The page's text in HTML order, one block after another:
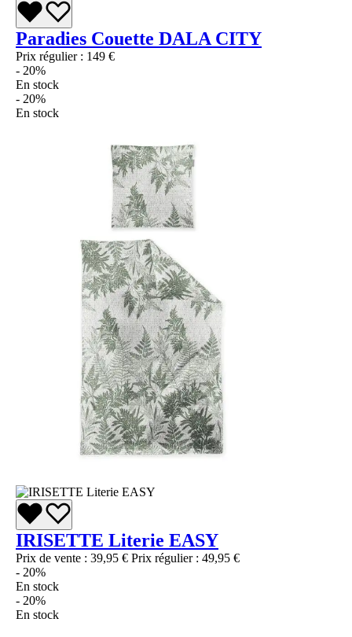
Paradies Couette DALA CITY
Prix régulier : 149 €
- 20%
En stock
- 20%
En stock
IRISETTE Literie EASY
Prix de vente : 39,95 € Prix régulier : 49,95 €
- 20%
En stock
- 20%
En stock